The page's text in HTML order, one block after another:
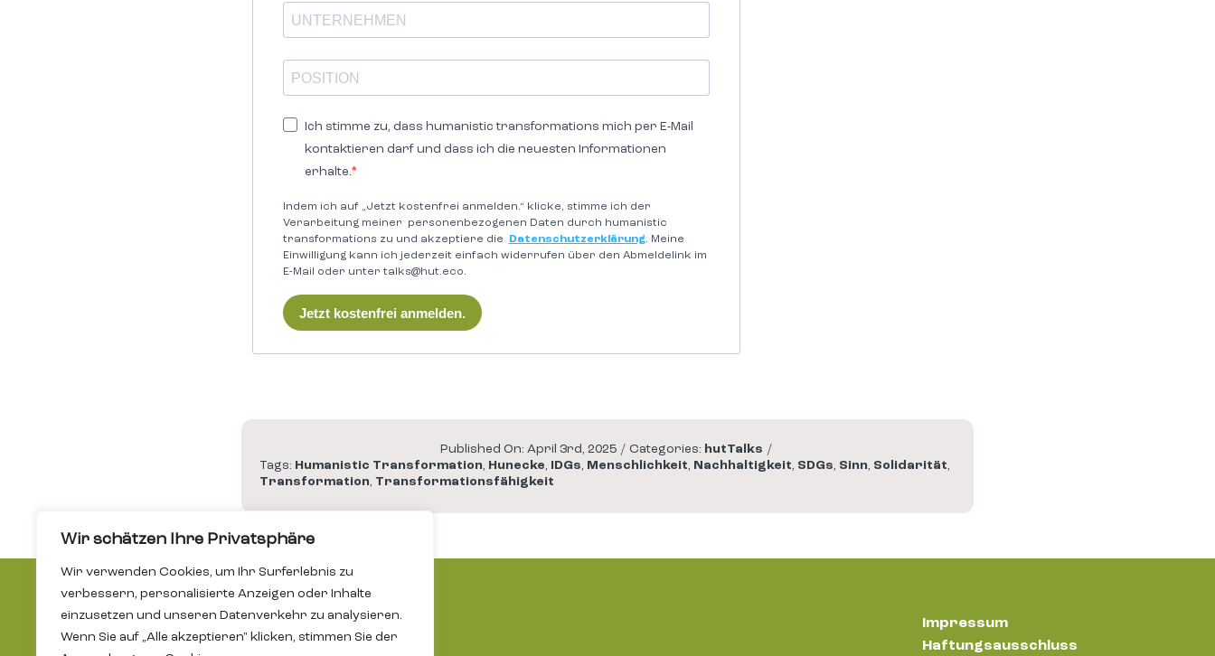
Wir schätzen Ihre Privatsphäre
Wir verwenden Cookies, um Ihr Surferlebnis zu
verbessern, personalisierte Anzeigen oder Inhalte
einzusetzen und unseren Datenverkehr zu analysieren.
Wenn Sie auf „Alle akzeptieren" klicken, stimmen Sie der
Ich stimme zu, dass humanistic transformations mich per E-Mail
kontaktieren darf und dass ich die neuesten Informationen
erhalte.
Indem ich auf „Jetzt kostenfrei anmelden.“ klicke, stimme ich der
Verarbeitung meiner personenbezogenen Daten durch humanistic
transformations zu und akzeptiere die
Datenschutzerklärung. Meine
Einwilligung kann ich jederzeit einfach widerrufen über den Abmeldelink im
E-Mail oder unter talks@hut.eco.
Jetzt kostenfrei anmelden.
Published On: April 3rd, 2025 / Categories: hutTalks /
Tags: Humanistic Transformation, Hunecke, IDGs, Menschlichkeit, Nachhaltigkeit, SDGs, Sinn, Solidarität,
Transformation, Transformationsfähigkeit
Impressum
Haftungsausschluss